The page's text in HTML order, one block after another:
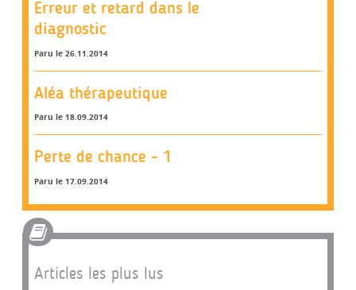
Erreur et retard dans le
diagnostic
Paru le 26.11.2014
Aléa thérapeutique
Paru le 18.09.2014
Perte de chance - 1
Paru le 17.09.2014
Articles les plus lus